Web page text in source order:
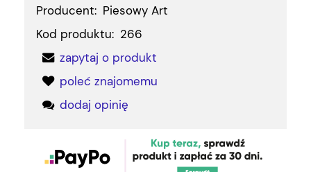
Producent: Piesowy Art
Kod produktu: 266
zapytaj o produkt
poleć znajomemu
dodaj opinię